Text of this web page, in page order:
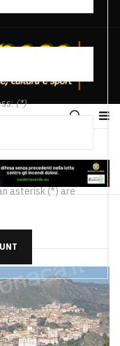
(*)
asterisk (*) are